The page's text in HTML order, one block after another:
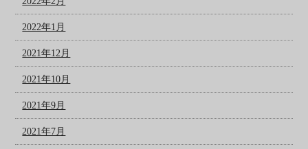
2022年1月
2021年12月
2021年10月
2021年9月
2021年7月